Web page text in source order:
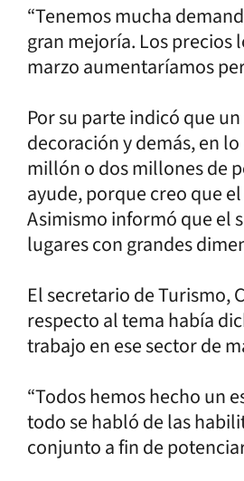
“Tenemos mucha
gran mejoría. Los precios
marzo aumentaríamos
Por su parte indicó que
decoración y demás, en
millón o dos millones de
ayude, porque creo que
Asimismo informó que el
lugares con grandes
El secretario de Turismo,
respecto al tema había
trabajo en ese sector de
“Todos hemos hecho un
todo se habló de las
conjunto a fin de